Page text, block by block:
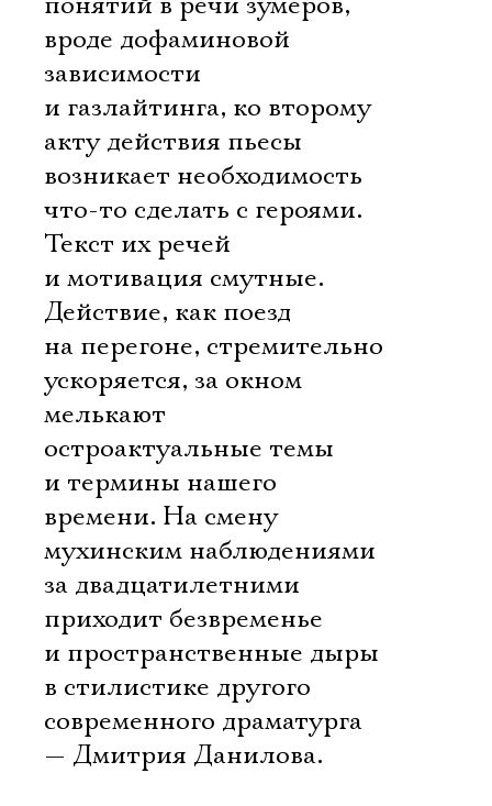
вроде дофаминовой
зависимости
и газлайтинга, ко второму
акту действия пьесы
возникает необходимость
что-то сделать с героями.
Текст их речей
и мотивация смутные.
Действие, как поезд
на перегоне, стремительно
ускоряется, за окном
мелькают
остроактуальные темы
и термины нашего
времени. На смену
мухинским наблюдениями
за двадцатилетними
приходит безвременье
и пространственные дыры
в стилистике другого
современного драматурга
— Дмитрия Данилова.